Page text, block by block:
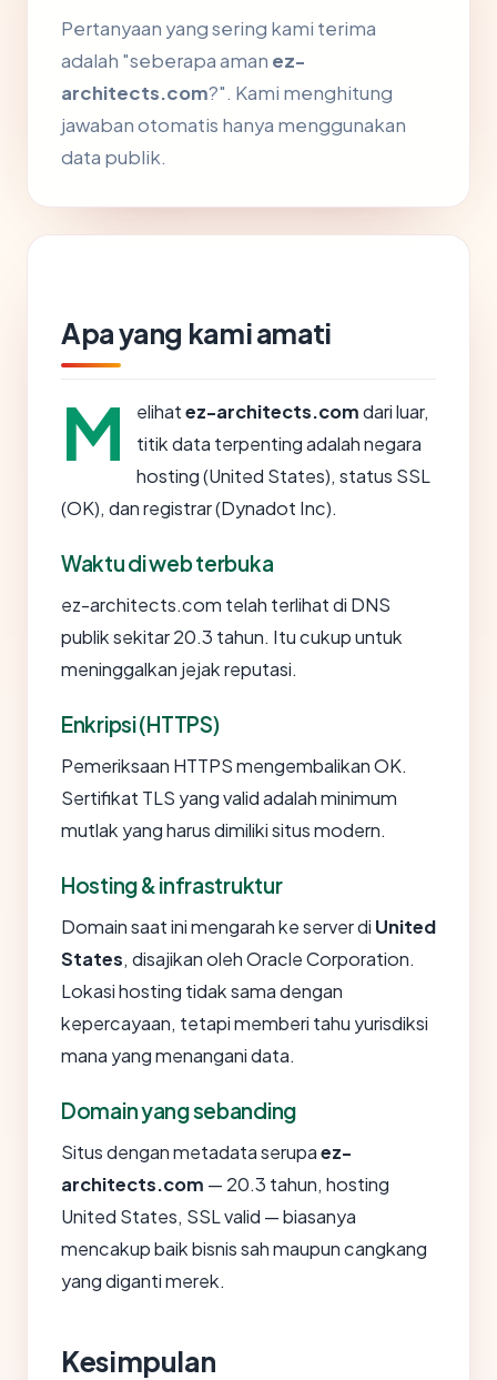
Pertanyaan yang sering kami terima
adalah "seberapa aman ez-
architects.com?". Kami menghitung
jawaban otomatis hanya menggunakan
data publik.
Apa yang kami amati
M elihatez-architects.comdari luar,
titik data terpenting adalah negara
hosting (United States), status SSL
(OK), dan registrar (Dynadot Inc).
Waktu di web terbuka
ez-architects.com telah terlihat di DNS
publik sekitar 20.3 tahun. Itu cukup untuk
meninggalkan jejak reputasi.
Enkripsi (HTTPS)
Pemeriksaan HTTPS mengembalikan OK.
Sertifikat TLS yang valid adalah minimum
mutlak yang harus dimiliki situs modern.
Hosting & infrastruktur
Domain saat ini mengarah ke server di United
States, disajikan oleh Oracle Corporation.
Lokasi hosting tidak sama dengan
kepercayaan, tetapi memberi tahu yurisdiksi
mana yang menangani data.
Domain yang sebanding
Situs dengan metadata serupaez-
architects.com — 20.3 tahun, hosting
United States, SSL valid — biasanya
mencakup baik bisnis sah maupun cangkang
yang diganti merek.
Kesimpulan